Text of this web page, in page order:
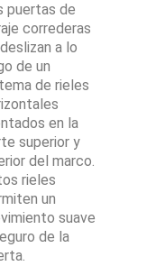
puertas de
correderas
a lo
de un
de rieles
en la
superior y
del marco.
rieles
un
suave
de la